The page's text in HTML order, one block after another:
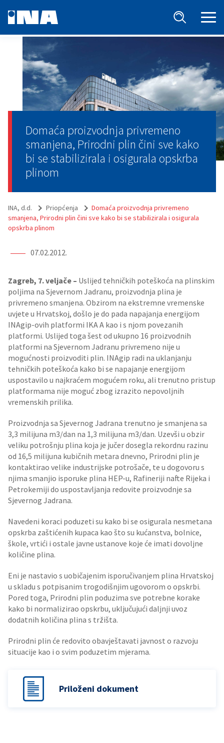
Domaća proizvodnja privremeno
smanjena, Prirodni plin čini sve kako
bi se stabilizirala i osigurala opskrba
plinom
INA, d.d. Priopćenja
Domaća proizvodnja privremeno
smanjena, Prirodni plin čini sve kako bi se stabilizirala i osigurala
opskrba plinom
07.02.2012.
Zagreb, 7. veljače – Uslijed tehničkih poteškoća na plinskim
poljima na Sjevernom Jadranu, proizvodnja plina je
privremeno smanjena. Obzirom na ekstremne vremenske
uvjete u Hrvatskoj, došlo je do pada napajanja energijom
INAgip-ovih platformi IKA A kao i s njom povezanih
platformi. Uslijed toga šest od ukupno 16 proizvodnih
platformi na Sjevernom Jadranu privremeno nije u
mogućnosti proizvoditi plin. INAgip radi na uklanjanju
tehničkih poteškoća kako bi se napajanje energijom
uspostavilo u najkraćem mogućem roku, ali trenutno pristup
platformama nije moguć zbog izrazito nepovoljnih
vremenskih prilika.
Proizvodnja sa Sjevernog Jadrana trenutno je smanjena sa
3,3 milijuna m3/dan na 1,3 milijuna m3/dan. Uzevši u obzir
veliku potrošnju plina koja je jučer dosegla rekordnu razinu
od 16,5 milijuna kubičnih metara dnevno, Prirodni plin je
kontaktirao velike industrijske potrošače, te u dogovoru s
njima smanjio isporuke plina HEP-u, Rafineriji nafte Rijeka i
Petrokemiji do uspostavljanja redovite proizvodnje sa
Sjevernog Jadrana.
Navedeni koraci poduzeti su kako bi se osigurala nesmetana
opskrba zaštićenih kupaca kao što su kućanstva, bolnice,
škole, vrtići i ostale javne ustanove koje će imati dovoljne
količine plina.
Eni je nastavio s uobičajenim isporučivanjem plina Hrvatskoj
u skladu s potpisanim trogodišnjim ugovorom o opskrbi.
Pored toga, Prirodni plin poduzima sve potrebne korake
kako bi normalizirao opskrbu, uključujući daljnji uvoz
dodatnih količina plina s tržišta.
Prirodni plin će redovito obavještavati javnost o razvoju
situacije kao i o svim poduzetim mjerama.
Priloženi dokument